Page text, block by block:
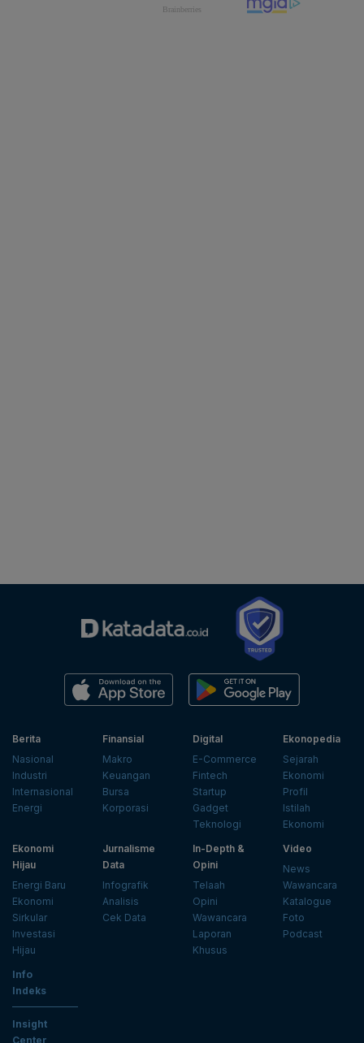
Berita
Nasional
Industri
Internasional
Energi
Finansial
Makro
Keuangan
Bursa
Korporasi
Digital
E-Commerce
Fintech
Startup
Gadget
Teknologi
Ekonopedia
Sejarah
Ekonomi
Profil
Istilah
Ekonomi
Ekonomi
Hijau
Energi Baru
Ekonomi
Sirkular
Investasi
Hijau
Jurnalisme
Data
Infografik
Analisis
Cek Data
In-Depth &
Opini
Telaah
Opini
Wawancara
Laporan
Khusus
Video
News
Wawancara
Katalogue
Foto
Podcast
Info
Indeks
Insight
Center